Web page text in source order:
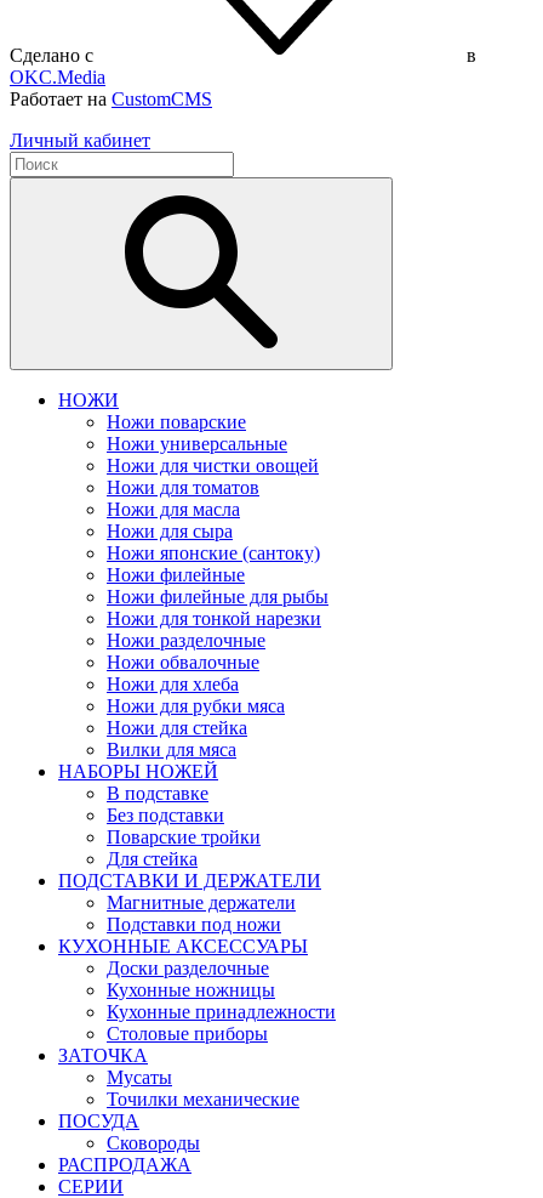
Сделано с
в
OKC.Media
Работает на CustomCMS
Личный кабинет
НОЖИ
Ножи поварские
Ножи универсальные
Ножи для чистки овощей
Ножи для томатов
Ножи для масла
Ножи для сыра
Ножи японские (сантоку)
Ножи филейные
Ножи филейные для рыбы
Ножи для тонкой нарезки
Ножи разделочные
Ножи обвалочные
Ножи для хлеба
Ножи для рубки мяса
Ножи для стейка
Вилки для мяса
НАБОРЫ НОЖЕЙ
В подставке
Без подставки
Поварские тройки
Для стейка
ПОДСТАВКИ И ДЕРЖАТЕЛИ
Магнитные держатели
Подставки под ножи
КУХОННЫЕ АКСЕССУАРЫ
Доски разделочные
Кухонные ножницы
Кухонные принадлежности
Столовые приборы
ЗАТОЧКА
Мусаты
Точилки механические
ПОСУДА
Сковороды
РАСПРОДАЖА
СЕРИИ